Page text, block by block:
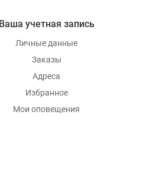
Ваша учетная запись
Личные данные
Заказы
Адреса
Избранное
Мои оповещения